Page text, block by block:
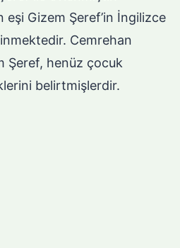
eşi Gizem Şeref’in İngilizce
Cemrehan
Şeref, henüz çocuk
belirtmişlerdir.